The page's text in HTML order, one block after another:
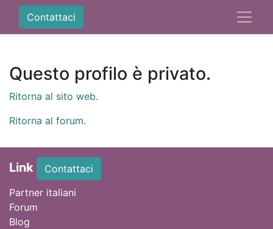
Contattaci
Questo profilo è privato.
Ritorna al sito web.
Ritorna al forum.
Link
Contattaci
Partner italiani
Forum
Blog